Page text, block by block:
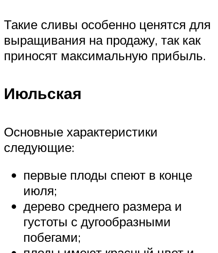
Такие сливы особенно ценятся для
выращивания на продажу, так как
приносят максимальную прибыль.
Июльская
Основные характеристики
следующие:
первые плоды спеют в конце
июля;
дерево среднего размера и
густоты с дугообразными
побегами;